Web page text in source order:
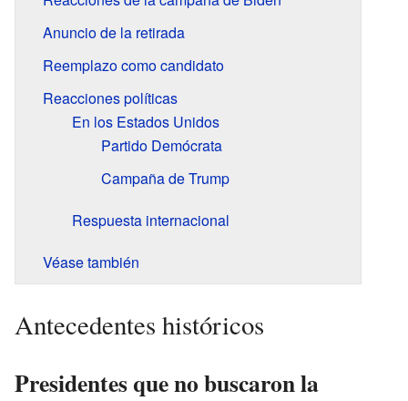
Anuncio de la retirada
Reemplazo como candidato
Reacciones políticas
En los Estados Unidos
Partido Demócrata
Campaña de Trump
Respuesta internacional
Véase también
Antecedentes históricos
Presidentes que no buscaron la